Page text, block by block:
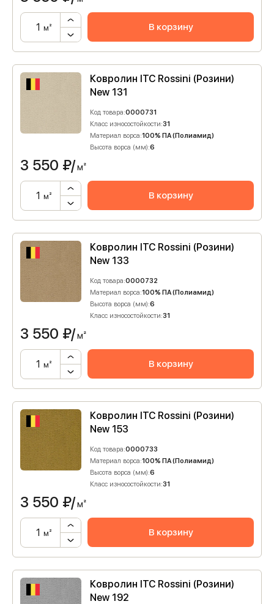
м² В корзину
Ковролин ITC Rossini (Розини)
New 131
Код товара:0000731
Класс износостойкости:31
Материал ворса:100% ПА (Полиамид)
Высота ворса (мм):6
3 550 ₽/м²
м² В корзину
Ковролин ITC Rossini (Розини)
New 133
Код товара:0000732
Материал ворса:100% ПА (Полиамид)
Высота ворса (мм):6
Класс износостойкости:31
3 550 ₽/м²
м² В корзину
Ковролин ITC Rossini (Розини)
New 153
Код товара:0000733
Материал ворса:100% ПА (Полиамид)
Высота ворса (мм):6
Класс износостойкости:31
3 550 ₽/м²
м² В корзину
Ковролин ITC Rossini (Розини)
New 192